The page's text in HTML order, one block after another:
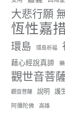
世界
June
[世界佛教正
正心會行善
孤！
#正心會
#基隆榮服處
#花蓮榮家
大悲行願
恆性嘉
環島 環島祈福
藉心經說真諦
觀世音菩
觀音菩薩 說明 護
阿彌陀佛 高雄